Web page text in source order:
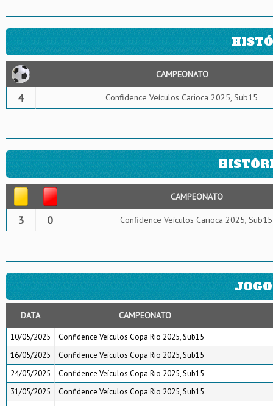
CAMPEONATO
4 Confidence Veículos Carioca 2025, Sub15
CAMPEONATO
3 0 Confidence Veículos Carioca 2025, Sub15
DATA CAMPEONATO
10/05/2025
Confidence Veículos Copa Rio 2025, Sub15
16/05/2025
Confidence Veículos Copa Rio 2025, Sub15
24/05/2025
Confidence Veículos Copa Rio 2025, Sub15
31/05/2025
Confidence Veículos Copa Rio 2025, Sub15